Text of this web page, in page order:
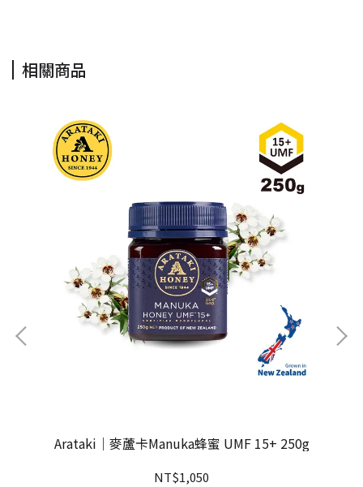
相關商品
Arataki｜麥蘆卡Manuka蜂蜜 UMF 15+ 250g
NT$1,050